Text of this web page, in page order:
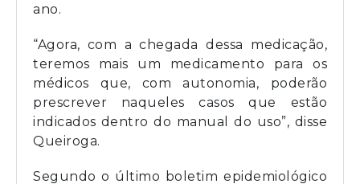
ano.
“Agora, com a chegada dessa medicação,
teremos mais um medicamento para os
médicos que, com autonomia, poderão
prescrever naqueles casos que estão
indicados dentro do manual do uso”, disse
Queiroga.
Segundo o último boletim epidemiológico